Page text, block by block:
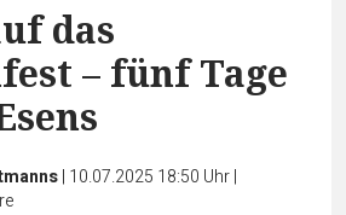
das
– fünf Tage
| 10.07.2025 18:50 Uhr|